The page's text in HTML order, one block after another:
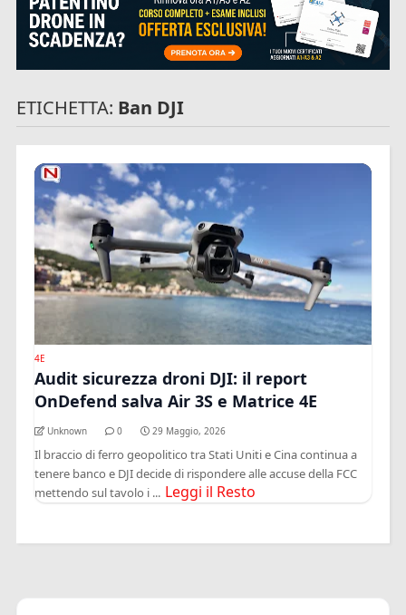
ETICHETTA: Ban DJI
4E
Audit sicurezza droni DJI: il report
OnDefend salva Air 3S e Matrice 4E
Unknown 0 29 Maggio, 2026
Il braccio di ferro geopolitico tra Stati Uniti e Cina continua a
tenere banco e DJI decide di rispondere alle accuse della FCC
mettendo sul tavolo i ... Leggi il Resto